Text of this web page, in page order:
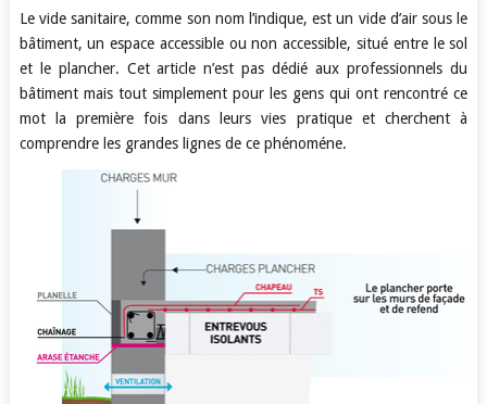
Le vide sanitaire, comme son nom l’indique, est un vide d’air sous le
bâtiment, un espace accessible ou non accessible, situé entre le sol
et le plancher. Cet article n’est pas dédié aux professionnels du
bâtiment mais tout simplement pour les gens qui ont rencontré ce
mot la première fois dans leurs vies pratique et cherchent à
comprendre les grandes lignes de ce phénoméne.